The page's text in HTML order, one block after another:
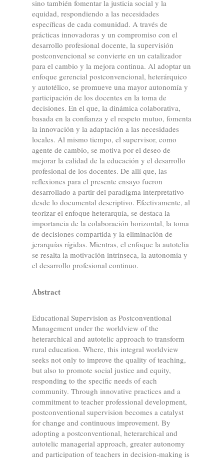
sino también fomentar la justicia social y la
equidad, respondiendo a las necesidades
específicas de cada comunidad. A través de
prácticas innovadoras y un compromiso con el
desarrollo profesional docente, la supervisión
postconvencional se convierte en un catalizador
para el cambio y la mejora continua. Al adoptar un
enfoque gerencial postconvencional, heterárquico
y autotélico, se promueve una mayor autonomía y
participación de los docentes en la toma de
decisiones. En el que, la dinámica colaborativa,
basada en la confianza y el respeto mutuo, fomenta
la innovación y la adaptación a las necesidades
locales. Al mismo tiempo, el supervisor, como
agente de cambio, se motiva por el deseo de
mejorar la calidad de la educación y el desarrollo
profesional de los docentes. De allí que, las
reflexiones para el presente ensayo fueron
desarrollado a partir del paradigma interpretativo
desde lo documental descriptivo. Efectivamente, al
teorizar el enfoque heterarquía, se destaca la
importancia de la colaboración horizontal, la toma
de decisiones compartida y la eliminación de
jerarquías rígidas. Mientras, el enfoque la autotelia
se resalta la motivación intrínseca, la autonomía y
el desarrollo profesional continuo.
Abstract
Educational Supervision as Postconventional
Management under the worldview of the
heterarchical and autotelic approach to transform
rural education. Where, this integral worldview
seeks not only to improve the quality of teaching,
but also to promote social justice and equity,
responding to the specific needs of each
community. Through innovative practices and a
commitment to teacher professional development,
postconventional supervision becomes a catalyst
for change and continuous improvement. By
adopting a postconventional, heterarchical and
autotelic managerial approach, greater autonomy
and participation of teachers in decision-making is